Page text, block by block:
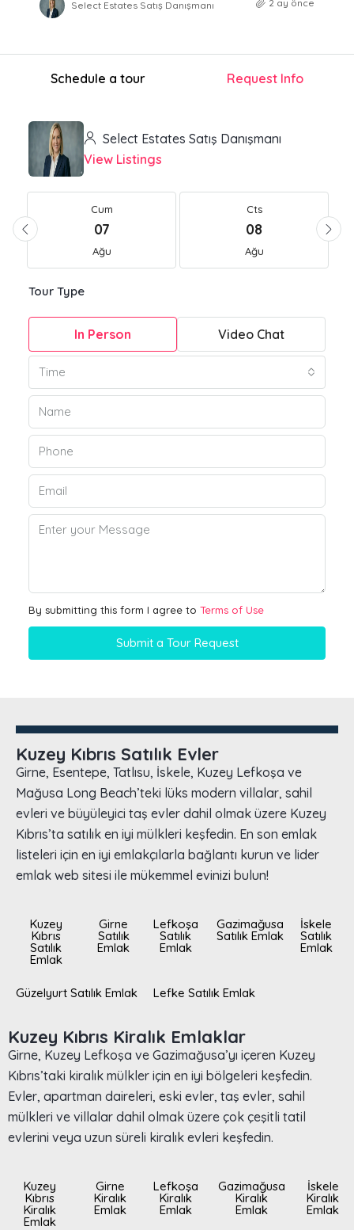
Select Estates Satış Danışmanı 2 ay önce
Schedule a tour Request Info
Select Estates Satış Danışmanı
View Listings
Cum
07
Ağu
Cts
08
Ağu
Tour Type
In Person Video Chat
Time
By submitting this form I agree to Terms of Use
Submit a Tour Request
Kuzey Kıbrıs Satılık Evler
Girne, Esentepe, Tatlısu, İskele, Kuzey Lefkoşa ve
Mağusa Long Beach’teki lüks modern villalar, sahil
evleri ve büyüleyici taş evler dahil olmak üzere Kuzey
Kıbrıs’ta satılık en iyi mülkleri keşfedin. En son emlak
listeleri için en iyi emlakçılarla bağlantı kurun ve lider
emlak web sitesi ile mükemmel evinizi bulun!
Kuzey
Kıbrıs
Satılık
Emlak
Girne
Satılık
Emlak
Lefkoşa
Satılık
Emlak
Gazimağusa
Satılık Emlak
İskele
Satılık
Emlak
Güzelyurt Satılık Emlak Lefke Satılık Emlak
Kuzey Kıbrıs Kiralık Emlaklar
Girne, Kuzey Lefkoşa ve Gazimağusa’yı içeren Kuzey
Kıbrıs’taki kiralık mülkler için en iyi bölgeleri keşfedin.
Evler, apartman daireleri, eski evler, taş evler, sahil
mülkleri ve villalar dahil olmak üzere çok çeşitli tatil
evlerini veya uzun süreli kiralık evleri keşfedin.
Kuzey
Kıbrıs
Kiralık
Emlak
Girne
Kiralık
Emlak
Lefkoşa
Kiralık
Emlak
Gazimağusa
Kiralık
Emlak
İskele
Kiralık
Emlak